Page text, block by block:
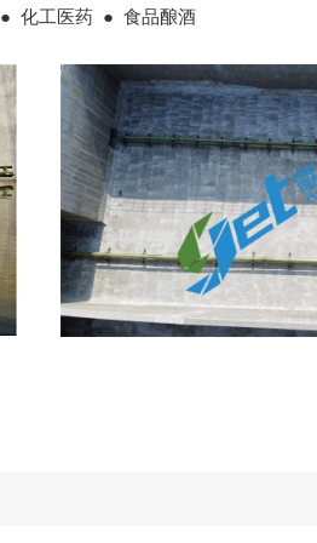
● 化工医药 ● 食品酿酒